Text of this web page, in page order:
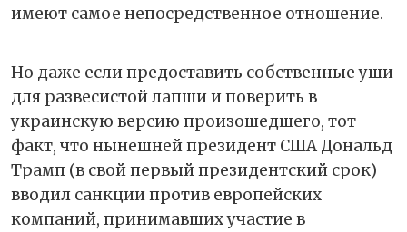
имеют самое непосредственное отношение.
Но даже если предоставить собственные уши
для развесистой лапши и поверить в
украинскую версию произошедшего, тот
факт, что нынешней президент США Дональд
Трамп (в свой первый президентский срок)
вводил санкции против европейских
компаний, принимавших участие в